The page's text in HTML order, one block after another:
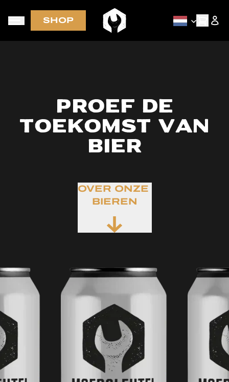
SHOP
GRATIS VERZENDING in NL-BE-DE-FR bij bestellingen van meer
dan € 70
Proef de
toekomst van
bier
OVER ONZE
BIEREN